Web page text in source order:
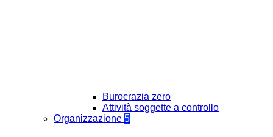
Burocrazia zero
Attività soggette a controllo
Organizzazione 5